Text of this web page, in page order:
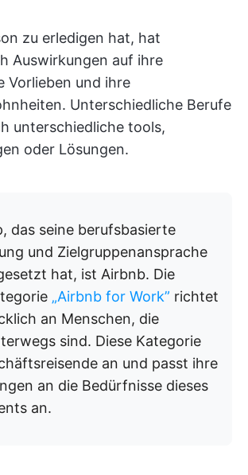
zu erledigen hat, hat
Auswirkungen auf ihre
Vorlieben und ihre
Unterschiedliche Berufe
unterschiedliche tools,
oder Lösungen.
das seine berufsbasierte
und Zielgruppenansprache
hat, ist Airbnb. Die
„Airbnb for Work” richtet
an Menschen, die
sind. Diese Kategorie
an und passt ihre
an die Bedürfnisse dieses
an.